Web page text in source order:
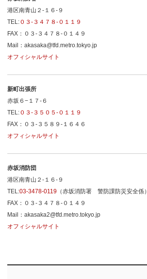
港区南青山２-１６-９
TEL: ０３-３４７８-０１１９
FAX：０３-３４７８-０１４９
Mail：akasaka@tfd.metro.tokyo.jp
オフィシャルサイト
新町出張所
赤坂６−１７-６
TEL: ０３-３５０５-０１１９
FAX：０３-３５８９-１６４６
オフィシャルサイト
赤坂消防団
港区南青山２-１６-９
TEL:03-3478-0119 （赤坂消防署 警防課防災安全係）
FAX：０３-３４７８-０１４９
Mail：akasaka2@tfd.metro.tokyo.jp
オフィシャルサイト